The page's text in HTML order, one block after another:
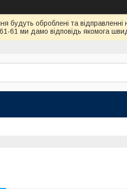
будуть обробленi та
61 ми дамо вiдповiдь якомога